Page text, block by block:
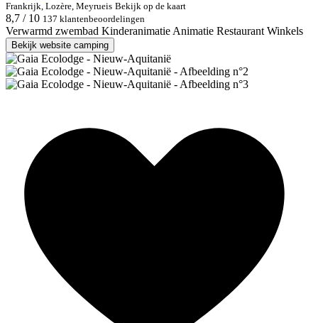
Frankrijk, Lozère, Meyrueis Bekijk op de kaart
8,7 / 10 137 klantenbeoordelingen
Verwarmd zwembad KinderanimatieAnimatie Restaurant Winkels
Bekijk website camping